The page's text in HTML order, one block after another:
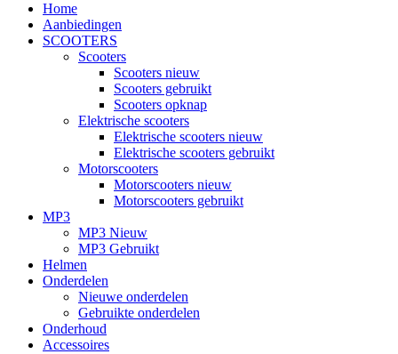
Home
Aanbiedingen
SCOOTERS
Scooters
Scooters nieuw
Scooters gebruikt
Scooters opknap
Elektrische scooters
Elektrische scooters nieuw
Elektrische scooters gebruikt
Motorscooters
Motorscooters nieuw
Motorscooters gebruikt
MP3
MP3 Nieuw
MP3 Gebruikt
Helmen
Onderdelen
Nieuwe onderdelen
Gebruikte onderdelen
Onderhoud
Accessoires